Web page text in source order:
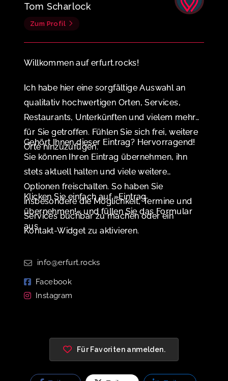
Tom Scharlock
Zum Profil
Willkommen auf erfurt.rocks!
Ich habe hier eine sorgfältige Auswahl an
qualitativ hochwertigen Orten, Services,
Restaurants, Unterkünften und vielem mehr
für Sie getroffen. Fühlen Sie sich frei, weitere
Orte hinzuzufügen.
Gehört Ihnen dieser Eintrag? Hervorragend!
Sie können Ihren Eintrag übernehmen, ihn
stets aktuell halten und viele weitere
Optionen freischalten. So haben Sie
insbesondere die Möglichkeit, Termine und
Services buchbar zu machen oder ein
Kontakt-Widget zu aktivieren.
Klicken Sie einfach auf »Eintrag
übernehmen!« und füllen Sie das Formular
aus.
info@erfurt.rocks
Facebook
Instagram
Für Favoriten anmelden.